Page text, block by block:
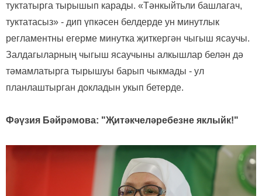
туктатырга тырышып карады. «Тәнкыйтьли башлагач,
туктатасыз» - дип үпкәсен белдерде ун минутлык
регламентны егерме минутка җиткергән чыгыш ясаучы.
Залдагыларның чыгыш ясаучыны алкышлар белән дә
тәмамлатырга тырышуы барып чыкмады - ул
планлаштырган докладын укып бетерде.
Фәүзия Бәйрәмова: "Җитәкчеләребезне яклыйк!"